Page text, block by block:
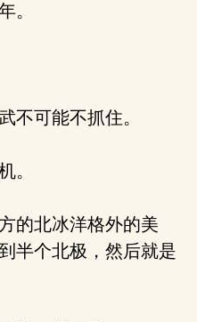
。
不可能不抓住。
。
的北冰洋格外的美
半个北极，然后就是